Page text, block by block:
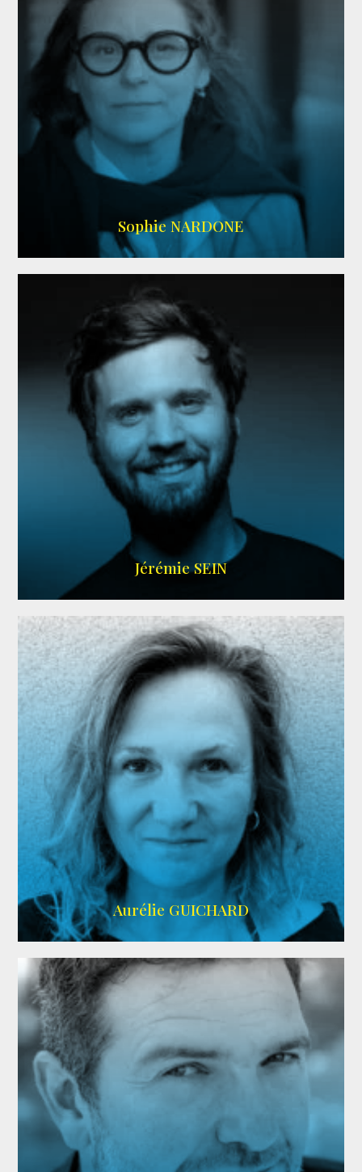
RS DOUBLAGE,WIKIPEDIA
Sophie NARDONE
MEMBRE ARDA
Jérémie SEIN
Aurélie GUICHARD